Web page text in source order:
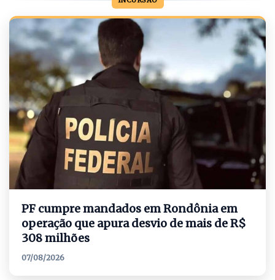
PF cumpre mandados em Rondônia em
operação que apura desvio de mais de R$
308 milhões
07/08/2026